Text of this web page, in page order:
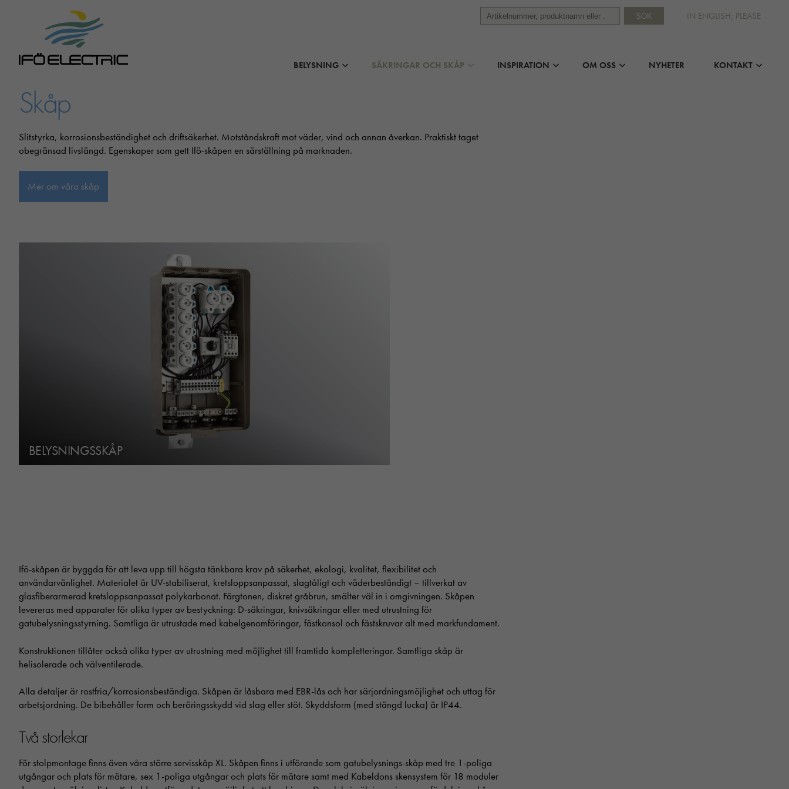
BELYSNING SÄKRINGAR OCH SKÅP INSPIRATION OM OSS NYHETER KONTAKT
SÖK IN ENGLISH, PLEASE
Skåp
Slitstyrka, korrosionsbeständighet och driftsäkerhet. Motståndskraft mot väder, vind och annan åverkan. Praktiskt taget
obegränsad livslängd. Egenskaper som gett Ifö-skåpen en särställning på marknaden.
Mer om våra skåp
BELYSNINGSSKÅP
SERVISSKÅP XL
Ifö-skåpen är byggda för att leva upp till högsta tänkbara krav på säkerhet, ekologi, kvalitet, flexibilitet och
användarvänlighet. Materialet är UV-stabiliserat, kretsloppsanpassat, slagtåligt och väderbeständigt – tillverkat av
glasfiberarmerad kretsloppsanpassat polykarbonat. Färgtonen, diskret gråbrun, smälter väl in i omgivningen. Skåpen
levereras med apparater för olika typer av bestyckning: D-säkringar, knivsäkringar eller med utrustning för
gatubelysningsstyrning. Samtliga är utrustade med kabelgenomföringar, fästkonsol och fästskruvar alt med markfundament.
Konstruktionen tillåter också olika typer av utrustning med möjlighet till framtida kompletteringar. Samtliga skåp är
helisolerade och välventilerade.
Alla detaljer är rostfria/korrosionsbeständiga. Skåpen är låsbara med EBR-lås och har särjordningsmöjlighet och uttag för
arbetsjordning. De bibehåller form och beröringsskydd vid slag eller stöt. Skyddsform (med stängd lucka) är IP44.
Två storlekar
För stolpmontage finns även våra större servisskåp XL. Skåpen finns i utförande som gatubelysnings-skåp med tre 1-poliga
utgångar och plats för mätare, sex 1-poliga utgångar och plats för mätare samt med Kabeldons skensystem för 18 moduler